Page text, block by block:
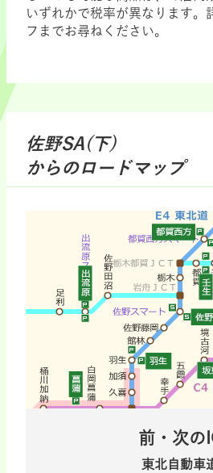
いずれかで税率が異なります。
フまでお尋ねください。
佐野SA(下)
からのロードマップ
前・次の
東北自動車